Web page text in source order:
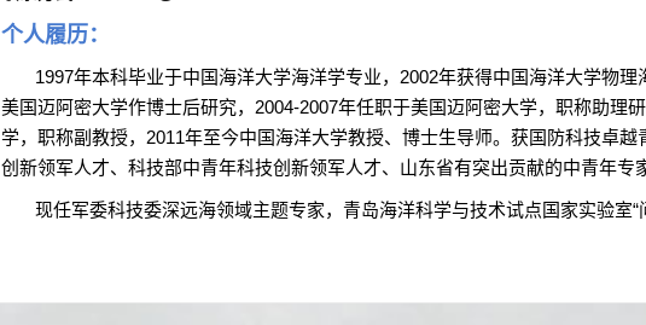
个人履历：
1997年本科毕业于中国海洋大学海洋学专业， 2002年获得中国海洋大学物理
美国迈阿密大学作博士后研究， 2004-2007年任职于美国迈阿密大学，职称助理研
学，职称副教授， 2011年至今中国海洋大学教授、博士生导师。获国防科技卓越
创新领军人才、科技部中青年科技创新领军人才、山东省有突出贡献的中青年专
现任军委科技委深远海领域主题专家，青岛海洋科学与技术试点国家实验室“